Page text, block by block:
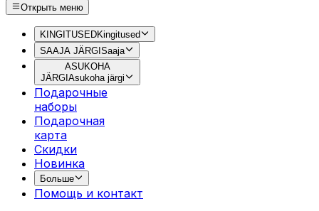
Открыть меню
KINGITUSEDKingitused
SAAJA JÄRGISaaja
ASUKOHA
JÄRGI Asukoha järgi
Подарочные
наборы
Подарочная
картa
Скидки
Новинка
Больше
Помощь и контакт